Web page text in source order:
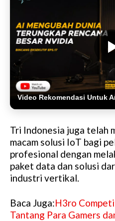
Video Rekomendasi Untuk
Tri Indonesia juga telah
macam solusi IoT bagi
profesional dengan
paket data dan solusi
industri vertikal.
Baca Juga:H3ro
Tantang Para Gamers